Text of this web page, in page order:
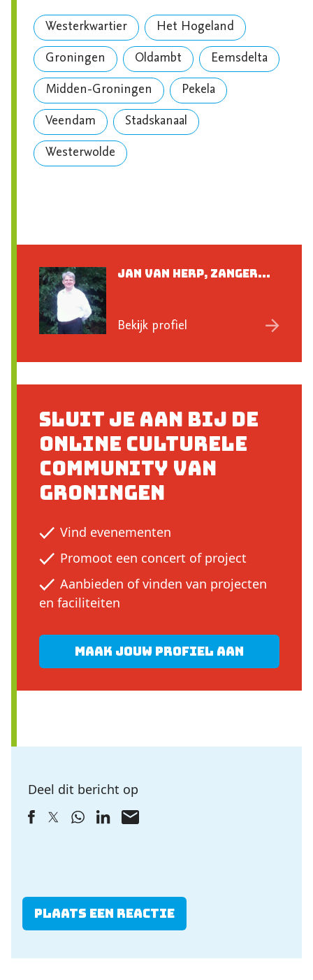
Westerkwartier Het Hogeland
Groningen Oldambt Eemsdelta
Midden-Groningen Pekela
Veendam Stadskanaal
Westerwolde
Jan van Herp, zanger...
Bekijk profiel
Sluit je aan bij de
online culturele
community van
Groningen
Vind evenementen
Promoot een concert of project
Aanbieden of vinden van projecten
en faciliteiten
Maak jouw profiel aan
Deel dit bericht op
Plaats een reactie